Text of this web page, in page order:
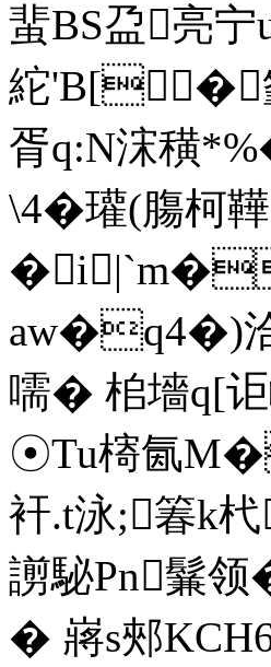
蜚BS盁亮
紽'B[�
胥q:N浨穔
\4�瓘(膓柯
�i|`m�
aw�q4�)
嚅� 桘墻q[
☉Tu槣氤
衦.t泳;箺k杙
謭駜Pn鬑领
� 嶈s郟